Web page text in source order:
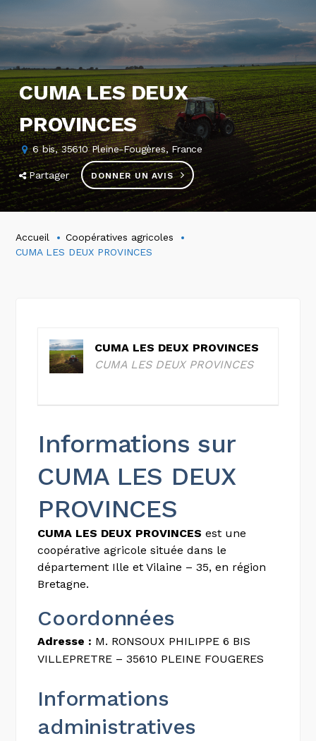
CUMA LES DEUX
PROVINCES
6 bis, 35610 Pleine-Fougères, France
Partager DONNER UN AVIS
Accueil
Coopératives agricoles
CUMA LES DEUX PROVINCES
CUMA LES DEUX PROVINCES
CUMA LES DEUX PROVINCES
Informations sur
CUMA LES DEUX
PROVINCES
CUMA LES DEUX PROVINCES est une
coopérative agricole située dans le
département Ille et Vilaine – 35, en région
Bretagne.
Coordonnées
Adresse : M. RONSOUX PHILIPPE 6 BIS
VILLEPRETRE – 35610 PLEINE FOUGERES
Informations
administratives